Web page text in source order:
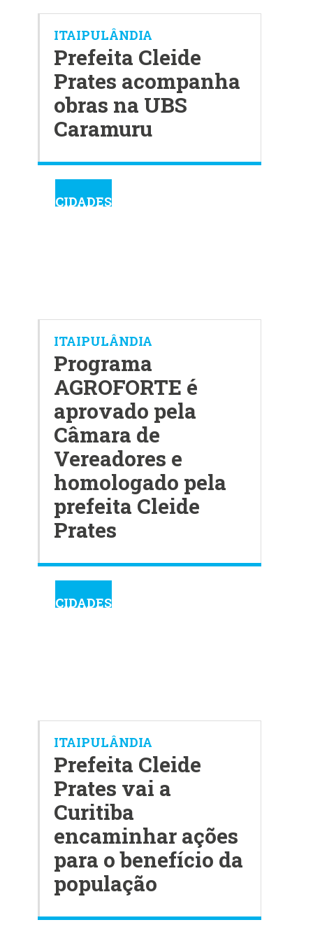
ITAIPULÂNDIA
Prefeita Cleide
Prates acompanha
obras na UBS
Caramuru
CIDADES
ITAIPULÂNDIA
Programa
AGROFORTE é
aprovado pela
Câmara de
Vereadores e
homologado pela
prefeita Cleide
Prates
CIDADES
ITAIPULÂNDIA
Prefeita Cleide
Prates vai a
Curitiba
encaminhar ações
para o benefício da
população